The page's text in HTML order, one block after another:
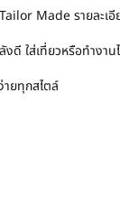
Made รายละเอี
ส่เที่ยวหรือทำงาน
ทุกสไตล์